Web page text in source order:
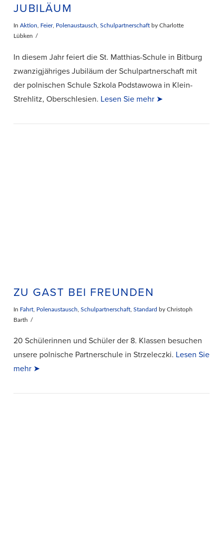
JUBILÄUM
In Aktion, Feier, Polenaustausch, Schulpartnerschaftby Charlotte
Lübken
In diesem Jahr feiert die St. Matthias-Schule in Bitburg
zwanzigjähriges Jubiläum der Schulpartnerschaft mit
der polnischen Schule Szkola Podstawowa in Klein-
Strehlitz, Oberschlesien. Lesen Sie mehr ➤
ZU GAST BEI FREUNDEN
In Fahrt, Polenaustausch Schulpartnerschaft, Standard by Christoph
Barth
20 Schülerinnen und Schüler der 8. Klassen besuchen
unsere polnische Partnerschule in Strzeleczki. Lesen Sie
mehr ➤